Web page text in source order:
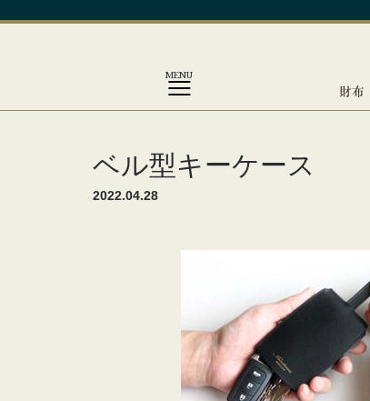
MENU
財布
ベル型キーケース
2022.04.28